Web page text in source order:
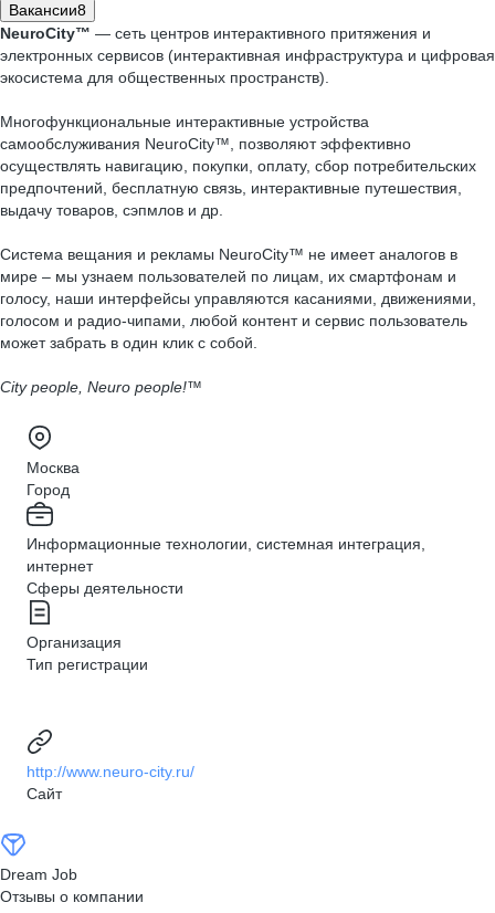
Вакансии8
NeuroCity™ — сеть центров интерактивного притяжения и
электронных сервисов (интерактивная инфраструктура и цифровая
экосистема для общественных пространств).
Многофункциональные интерактивные устройства
самообслуживания NeuroCity™, позволяют эффективно
осуществлять навигацию, покупки, оплату, сбор потребительских
предпочтений, бесплатную связь, интерактивные путешествия,
выдачу товаров, сэпмлов и др.
Система вещания и рекламы NeuroCity™ не имеет аналогов в
мире – мы узнаем пользователей по лицам, их смартфонам и
голосу, наши интерфейсы управляются касаниями, движениями,
голосом и радио-чипами, любой контент и сервис пользователь
может забрать в один клик с собой.
City people, Neuro people!™
Москва
Город
Информационные технологии, системная интеграция,
интернет
Сферы деятельности
Организация
Тип регистрации
http://www.neuro-city.ru/
Сайт
Dream Job
Отзывы о компании